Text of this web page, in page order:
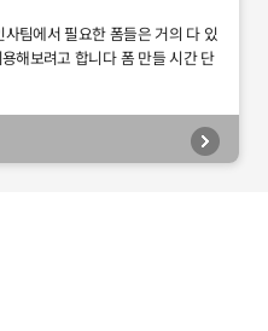
팀에서 필요한 폼들은 거의 다 있
해보려고 합니다 폼 만들 시간 단